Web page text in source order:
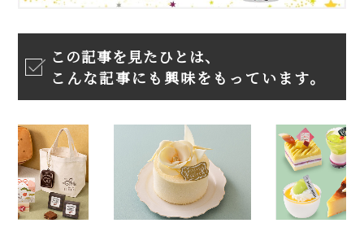
この記事を見たひとは、
こんな記事にも興味をもっています。